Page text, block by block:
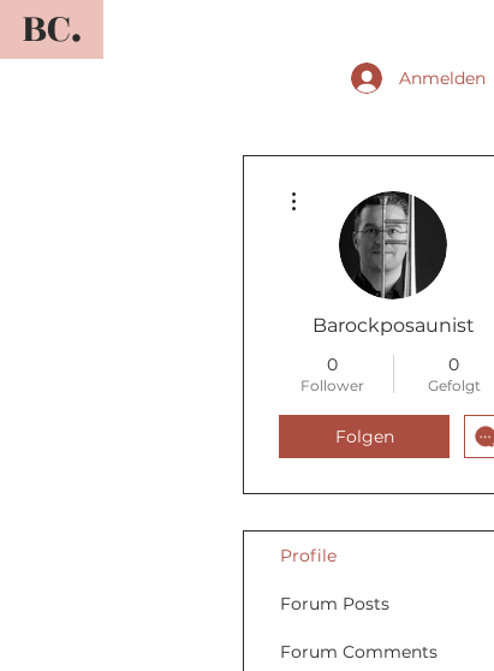
BC.
Anmelden
Barockposaunist
0
Follower
0
Gefolgt
Folgen
Profile
Forum Posts
Forum Comments